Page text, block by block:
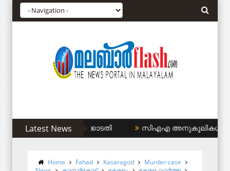
Latest News
ഹൈക്കോടതി സിഎഎ അനുകൂലികള്‍ക്ക്
Home Fahad Kasaragod
Murder-case